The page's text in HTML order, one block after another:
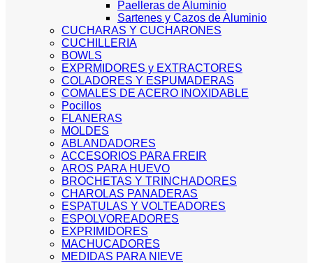
Paelleras de Aluminio
Sartenes y Cazos de Aluminio
CUCHARAS Y CUCHARONES
CUCHILLERIA
BOWLS
EXPRMIDORES y EXTRACTORES
COLADORES Y ESPUMADERAS
COMALES DE ACERO INOXIDABLE
Pocillos
FLANERAS
MOLDES
ABLANDADORES
ACCESORIOS PARA FREIR
AROS PARA HUEVO
BROCHETAS Y TRINCHADORES
CHAROLAS PANADERAS
ESPATULAS Y VOLTEADORES
ESPOLVOREADORES
EXPRIMIDORES
MACHUCADORES
MEDIDAS PARA NIEVE